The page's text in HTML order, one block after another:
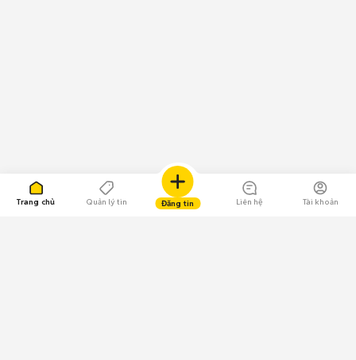
Trang chủ Quản lý tin Đăng tin Liên hệ Tài khoản